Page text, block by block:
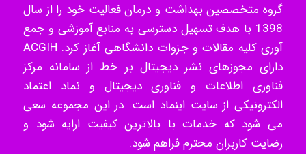
akhtar shahsavandi
kimiya zirakpoor
گروه متخصصین بهداشت و درمان فعالیت خود را از سال
1398 با هدف تسهیل دسترسی به منابع آموزشی و جمع
آوری کلیه مقالات و جزوات دانشگاهی آغاز کرد. ACGIH
دارای مجوزهای نشر دیجیتال بر خط از سامانه مرکز
فناوری اطلاعات و فناوری دیجیتال و نماد اعتماد
الکترونیکی از سایت اینماد است. در این مجموعه سعی
می شود که خدمات با بالاترین کیفیت ارایه شود و
رضایت کاربران محترم فراهم شود.